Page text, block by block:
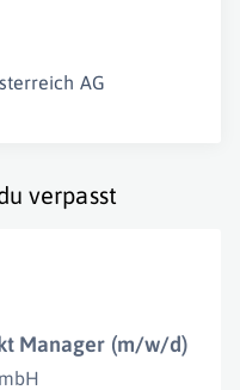
AG
verpasst
Manager (m/w/d)